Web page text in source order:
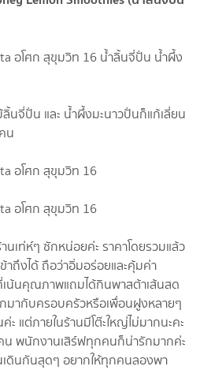
นจี่ปั่น และ น้ำผึ้งมะนาวปั่นก็แก้เลี่ยน
น
เท่ห์ๆ ซักหน่อยค่ะ ราคาโดยรวมแล้ว
าถึงได้ ถือว่าอิ่มอร่อยและคุ้มค่า
เน้นคุณภาพแถมได้กินพาสต้าเส้นสด
มากับครอบครัวหรือเพื่อนฝูงหลายๆ
แต่ภายในร้านมีโต๊ะใหญ่ไม่มากนะคะ
น พนักงานเสิร์ฟทุกคนก็น่ารักมากค่ะ
ดินกันสุดๆ อยากให้ทุกคนลองพา